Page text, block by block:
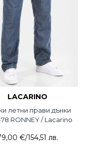
LACARINO
летни прави дънки
RONNEY / Lacarino
€/154,51 лв.